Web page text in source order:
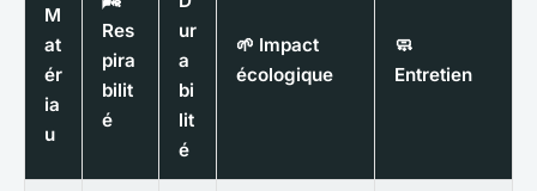
M
at
ér
ia
u
Res
pira
bilit
é
ur
a
bi
lit
é
🌱 Impact
écologique
🧼
Entretien